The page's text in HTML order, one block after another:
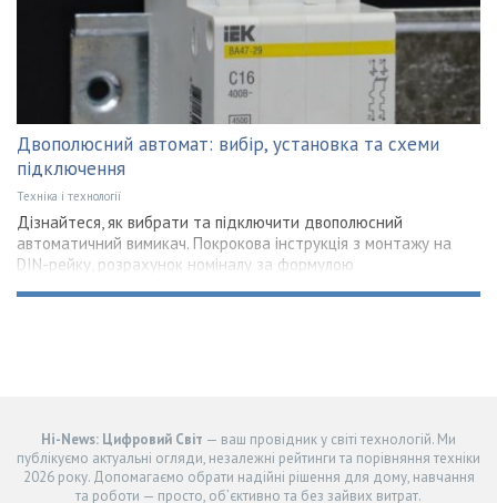
Двополюсний автомат: вибір, установка та схеми
підключення
Техніка і технології
Дізнайтеся, як вибрати та підключити двополюсний
автоматичний вимикач. Покрокова інструкція з монтажу на
DIN-рейку, розрахунок номіналу за формулою
Hi-News: Цифровий Світ — ваш провідник у світі технологій. Ми
публікуємо актуальні огляди, незалежні рейтинги та порівняння техніки
2026 року. Допомагаємо обрати надійні рішення для дому, навчання
та роботи — просто, об’єктивно та без зайвих витрат.